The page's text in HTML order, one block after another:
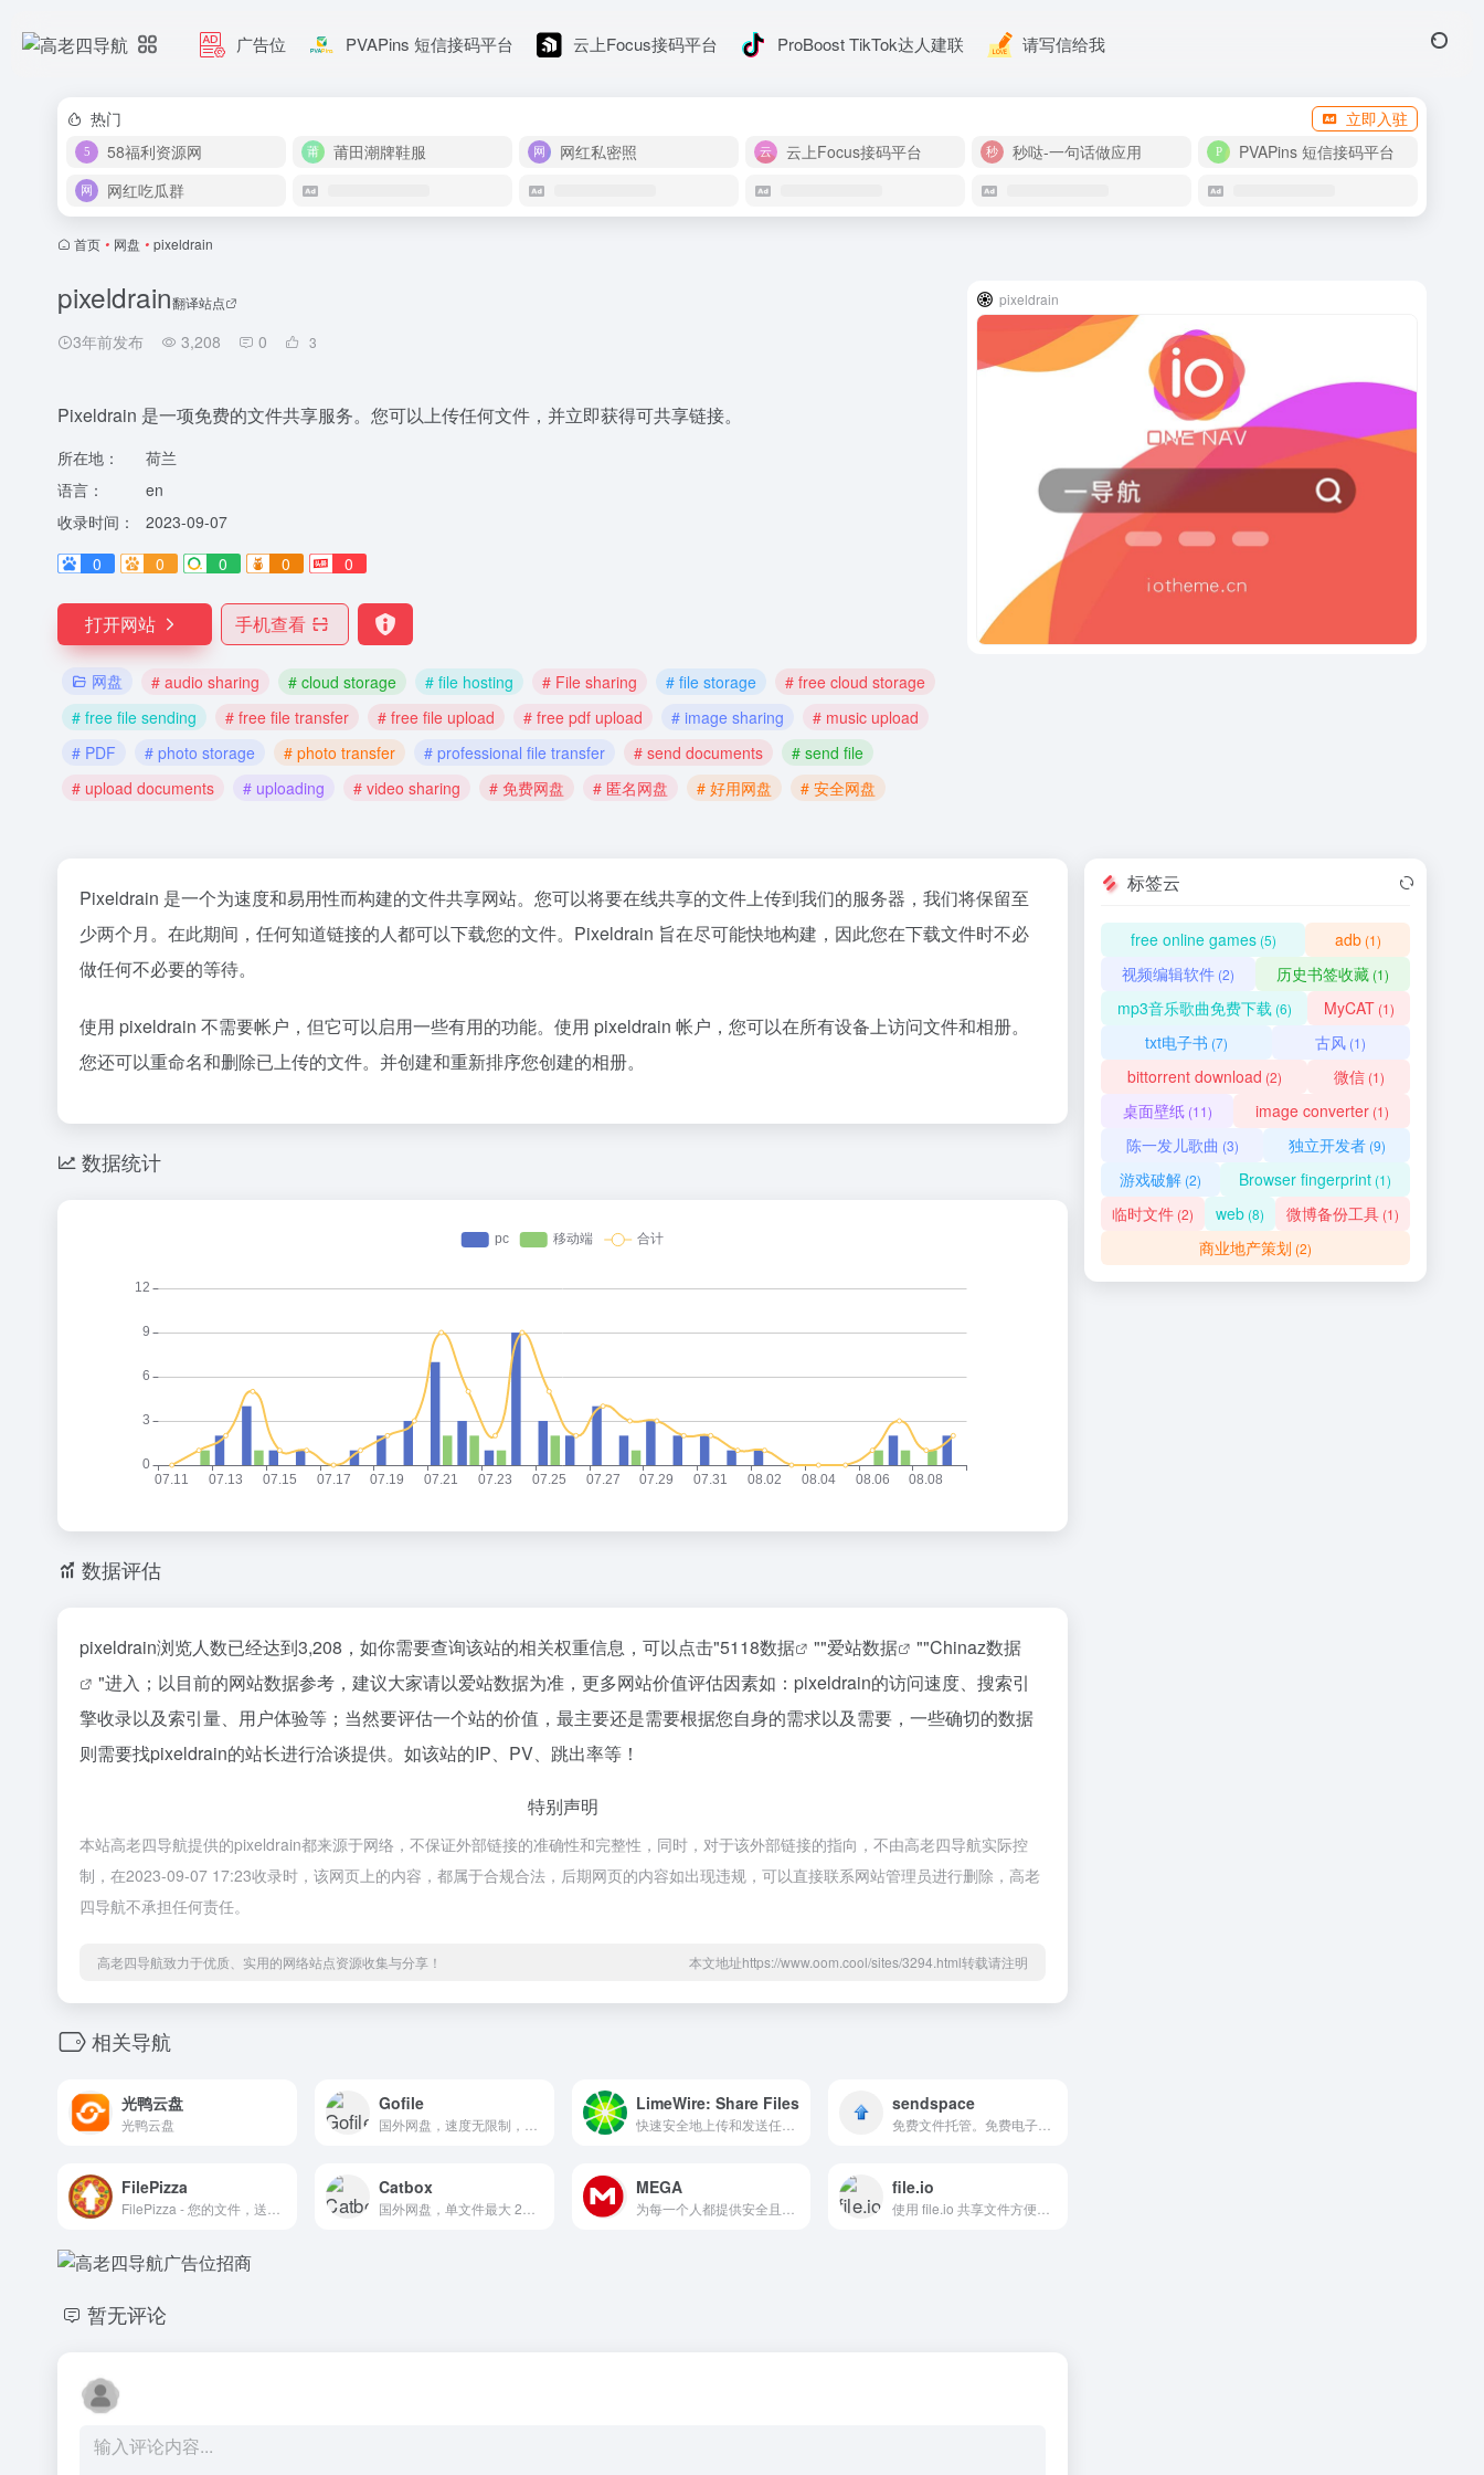
广告位 PVAPins 短信接码平台 云上Focus接码平台 ProBoost TikTok达人建联 请写信给我
热门
立即入驻
58福利资源网
莆田潮牌鞋服 网红私密照 云上Focus接码平台 秒哒-一句话做应用
PVAPins 短信接码平台
网红吃瓜群
首页 • 网盘 • pixeldrain
pixeldrain翻译站点
3年前发布 3,208 0 3
Pixeldrain 是一项免费的文件共享服务。您可以上传任何文件，并立即获得可共享链接。
所在地：
荷兰
语言：
en
收录时间：
2023-09-07
0
0 0 0 0
打开网站 手机查看
网盘 # audio sharing # cloud storage # file hosting # File sharing # file storage
# free cloud storage
# free file sending
# free file transfer # free file upload # free pdf upload # image sharing
# music upload
# PDF
# photo storage # photo transfer # professional file transfer # send documents
# send file
# upload documents
# uploading # video sharing # 免费网盘 # 匿名网盘 # 好用网盘 # 安全网盘
pixeldrain
Pixeldrain 是一个为速度和易用性而构建的文件共享网站。您可以将要在线共享的文件上传到我们的服务器，我们将保留至
少两个月。在此期间，任何知道链接的人都可以下载您的文件。Pixeldrain 旨在尽可能快地构建，因此您在下载文件时不必
做任何不必要的等待。
使用 pixeldrain 不需要帐户，但它可以启用一些有用的功能。使用 pixeldrain 帐户，您可以在所有设备上访问文件和相册。
您还可以重命名和删除已上传的文件。并创建和重新排序您创建的相册。
数据统计
数据评估
pixeldrain浏览人数已经达到3,208，如你需要查询该站的相关权重信息，可以点击"5118数据 ""爱站数据 ""Chinaz数据
"进入；以目前的网站数据参考，建议大家请以爱站数据为准，更多网站价值评估因素如：pixeldrain的访问速度、搜索引
擎收录以及索引量、用户体验等；当然要评估一个站的价值，最主要还是需要根据您自身的需求以及需要，一些确切的数据
则需要找pixeldrain的站长进行洽谈提供。如该站的IP、PV、跳出率等！
特别声明
本站高老四导航提供的pixeldrain都来源于网络，不保证外部链接的准确性和完整性，同时，对于该外部链接的指向，不由高老四导航实际控
制，在2023-09-07 17:23收录时，该网页上的内容，都属于合规合法，后期网页的内容如出现违规，可以直接联系网站管理员进行删除，高老
四导航不承担任何责任。
高老四导航致力于优质、实用的网络站点资源收集与分享！ 本文地址https://www.oom.cool/sites/3294.html转载请注明
相关导航
光鸭云盘
光鸭云盘
Gofile LimeWire: Share Files
快速安全地上传和发送任意大小的文件。无需账户即可分享您的文件、照片和视频。
sendspace
FilePizza Catbox MEGA file.io
暂无评论
标签云
free online games(5) adb(1)
视频编辑软件 (2) 历史书签收藏 (1)
mp3音乐歌曲免费下载 (6) MyCAT(1)
txt电子书 (7) 古风 (1)
bittorrent download (2) 微信(1)
桌面壁纸(11) image converter(1)
陈一发儿歌曲 (3) 独立开发者(9)
游戏破解 (2) Browser fingerprint (1)
临时文件 (2) web (8) 微博备份工具 (1)
商业地产策划 (2)